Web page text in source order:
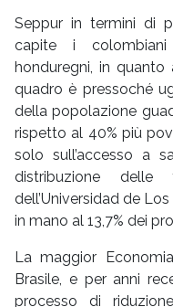
Seppur in termini di
capite i
honduregni, in
quadro è pressoché
della popolazione
rispetto al 40% più
solo sull’accesso a
distribuzione
dell’Universidad de
in mano al 13,7% dei
La maggior
Brasile, e per anni
processo di